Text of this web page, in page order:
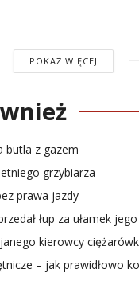
POKAŻ WIĘCEJ
butla z gazem
grzybiarza
prawa jazdy
łup za ułamek
kierowcy
– jak prawidłowo